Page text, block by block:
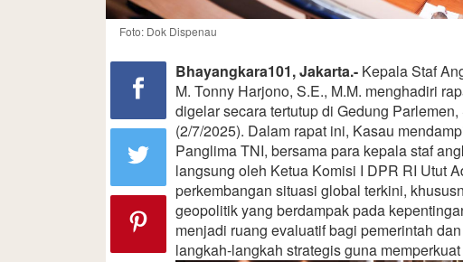
Foto: Dok Dispenau
Bhayangkara101, Jakarta.-Kepala Staf
M. Tonny Harjono, S.E., M.M. menghadiri
digelar secara tertutup di Gedung
(2/7/2025). Dalam rapat ini, Kasau
Panglima TNI, bersama para kepala staf
langsung oleh Ketua Komisi I DPR RI Utut
perkembangan situasi global terkini,
geopolitik yang berdampak pada
menjadi ruang evaluatif bagi pemerintah
langkah-langkah strategis guna